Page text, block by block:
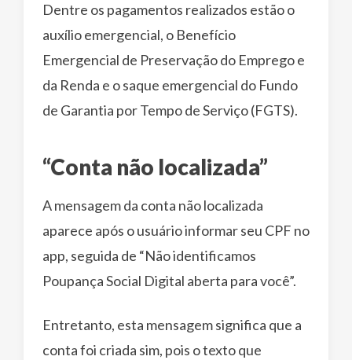
Dentre os pagamentos realizados estão o
auxílio emergencial, o Benefício
Emergencial de Preservação do Emprego e
da Renda e o saque emergencial do Fundo
de Garantia por Tempo de Serviço (FGTS).
“Conta não localizada”
A mensagem da conta não localizada
aparece após o usuário informar seu CPF no
app, seguida de “Não identificamos
Poupança Social Digital aberta para você”.
Entretanto, esta mensagem significa que a
conta foi criada sim, pois o texto que